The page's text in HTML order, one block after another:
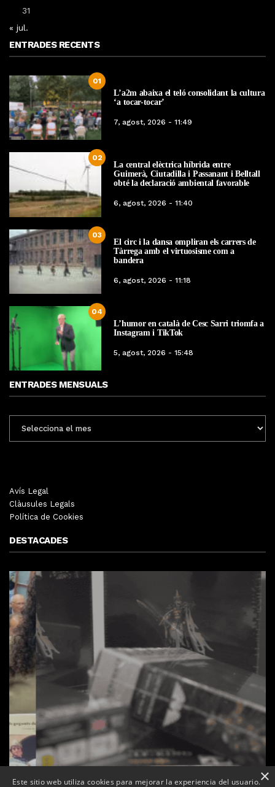
31
« jul.
ENTRADES RECENTS
01
L’a2m abaixa el teló consolidant la cultura
‘a tocar-tocar’
7, agost, 2026 - 11:49
02
La central elèctrica híbrida entre
Guimerà, Ciutadilla i Passanant i Belltall
obté la declaració ambiental favorable
6, agost, 2026 - 11:40
03
El circ i la dansa ompliran els carrers de
Tàrrega amb el virtuosisme com a
bandera
6, agost, 2026 - 11:18
04
L’humor en català de Cesc Sarri triomfa a
Instagram i TikTok
5, agost, 2026 - 15:48
ENTRADES MENSUALS
MENSUALS
Avís Legal
Clàusules Legals
Política de Cookies
DESTACADES
×
Este sitio web utiliza cookies para mejorar la experiencia del usuario.